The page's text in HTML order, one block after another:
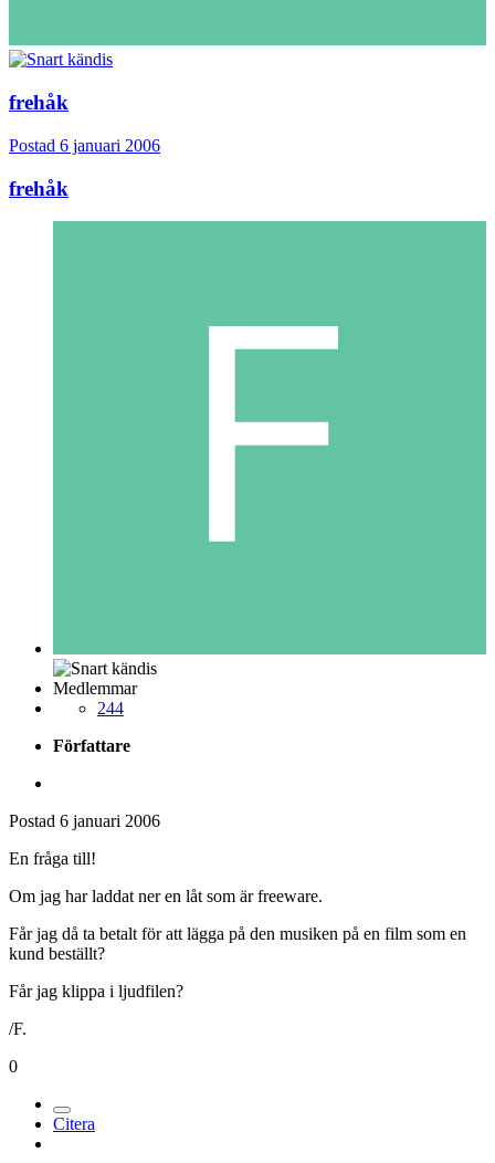
frehåk
Postad 6 januari 2006
frehåk
Medlemmar
244
Författare
Postad 6 januari 2006
En fråga till!
Om jag har laddat ner en låt som är freeware.
Får jag då ta betalt för att lägga på den musiken på en film som en
kund beställt?
Får jag klippa i ljudfilen?
/F.
0
Citera